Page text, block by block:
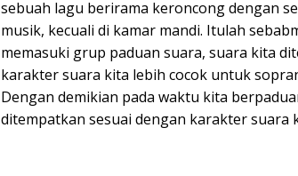
sebuah lagu berirama keroncong dengan
musik, kecuali di kamar mandi. Itulah
memasuki grup paduan suara, suara kita
karakter suara kita lebih cocok untuk
Dengan demikian pada waktu kita
ditempatkan sesuai dengan karakter suara